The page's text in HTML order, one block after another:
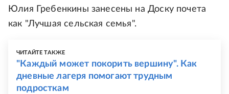
Юлия Гребенкины занесены на Доску почета
как "Лучшая сельская семья".
ЧИТАЙТЕ ТАКЖЕ
"Каждый может покорить вершину". Как
дневные лагеря помогают трудным
подросткам